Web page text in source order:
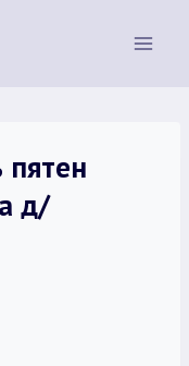
пятен
д/